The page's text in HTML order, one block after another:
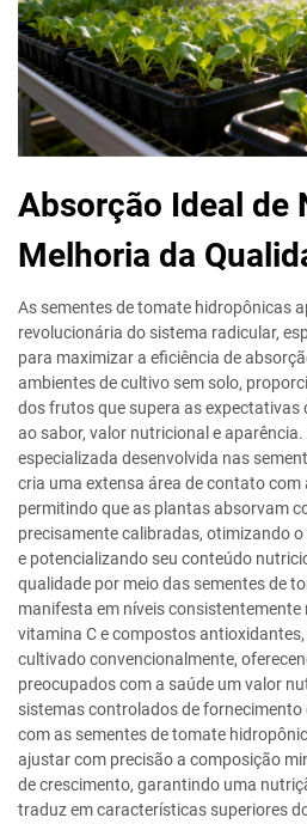
Absorção Ideal de
Melhoria da
As sementes de tomate hidropônicas
revolucionária do sistema radicular,
para maximizar a eficiência de
ambientes de cultivo sem solo,
dos frutos que supera as
ao sabor, valor nutricional e
especializada desenvolvida nas
cria uma extensa área de contato
permitindo que as plantas absorvam
precisamente calibradas, otimizando
e potencializando seu conteúdo
qualidade por meio das sementes de
manifesta em níveis consistentemente
vitamina C e compostos
cultivado convencionalmente,
preocupados com a saúde um valor
sistemas controlados de
com as sementes de tomate
ajustar com precisão a composição
de crescimento, garantindo uma
traduz em características superiores